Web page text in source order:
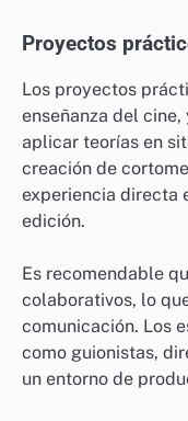
Proyectos
Los proyectos
enseñanza del
aplicar teorías en
creación de
experiencia directa
edición.
Es recomendable
colaborativos, lo
comunicación. Los
como guionistas,
un entorno de